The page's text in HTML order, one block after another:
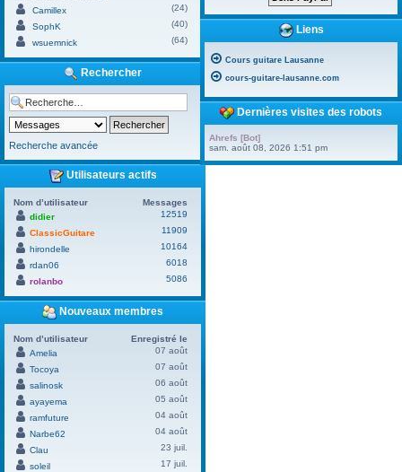
Camillex
(24)
SophK
(40)
wsuemnick
(64)
Rechercher
Recherche avancée
Utilisateurs actifs
Nom d’utilisateur
Messages
didier
12519
ClassicGuitare
11909
hirondelle
10164
rdan06
6018
rolanbo
5086
Nouveaux membres
Nom d’utilisateur
Enregistré le
Amelia
07 août
Tocoya
07 août
salinosk
06 août
ayayema
05 août
ramfuture
04 août
Narbe62
04 août
Clau
23 juil.
soleil
17 juil.
Liens
Cours guitare Lausanne
cours-guitare-lausanne.com
Dernières visites des robots
Ahrefs [Bot]
sam. août 08, 2026 1:51 pm